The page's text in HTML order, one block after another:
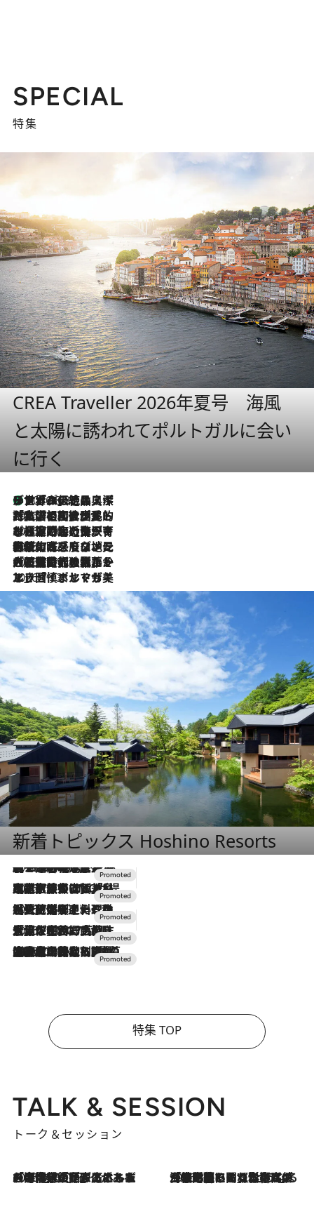
SPECIAL
特集
CREA Traveller 2026年夏号 海風
と太陽に誘われてポルトガルに会い
に行く
2026.8.8
リスボンの絶品スイーツ「パステル・デ・ナタ」とは？ポルトガル伝統の奥深い世界へ
2026.7.27
「私の祖国はポルトガル語です」国民的詩人フェルナンド・ペソアと、彼が愛した文学の街を歩く
2026.7.26
ポルトガル近海が育む極上の海の幸。キリリと冷えた白ワインと愉しむ、シーフード専門店の贅沢
2026.7.22
伝統の味をモダンに昇華。高感度な地元客が集う、リスボンの最旬ガストロノミー
2026.7.21
大航海時代の栄華から、震災、独裁、そして革命へ。ポルトガル・首都リスボンの石畳に刻まれた「歴史の光と影」
2026.7.13
エッセイ・ヤマザキマリ「慎ましくも美しき国 ポルトガル」
新着トピックス Hoshino Resorts
2026.8.7
【トンボの足水浴】ヒノキの香りに包まれて涼感マックス！約13℃の湧水かけ流しを避暑地「星野温泉 トンボの湯」で体験
2026.7.31
【ホテル帰省】という選択肢をOMOが提案。家族とほどよい距離を保つには「昼は実家、夜は気兼ねなくホテルで！」
2026.7.24
【夏限定ディナーコース】旬を迎える稚鮎や花ズッキーニなどをイタリア・トスカーナの郷土料理の手法で満喫！
2026.7.17
「土佐和ハーブかき氷」がOMO7高知に登場！生姜、山椒、大葉など目にも舌にも涼を呼ぶ郷土の味
2026.7.10
NEW OPEN！【界 草津】名湯の地に誕生。趣の異なる2種の温泉と上州ならではの会席・蕎麦割烹など美食を味わう究極の癒やし旅
特集 TOP
TALK & SESSION
トーク＆セッション
2026.8.3
「今後値上げがあるとすれば…」「リスクがあるのは今年の冬」エネルギー専門家が語る、ホルムズ海峡封鎖が家庭にもたらす“ある心配” 2026.8.3
「住宅建てられない…」「サーチャージ料の高値が続いている」ホルムズ海峡封鎖による影響はいつまで続く？《エネルギー専門家に聞く“どうなる日本の暮らし”》